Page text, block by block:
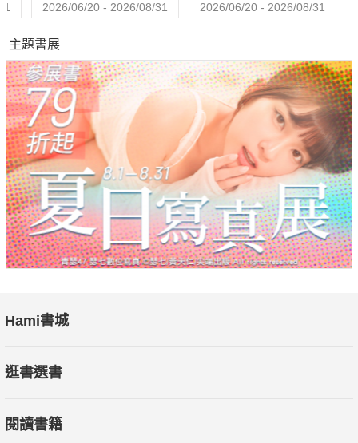
2026/06/20 - 2026/08/31 2026/06/20 - 2026/08/31
主題書展
Hami書城
逛書選書
閱讀書籍